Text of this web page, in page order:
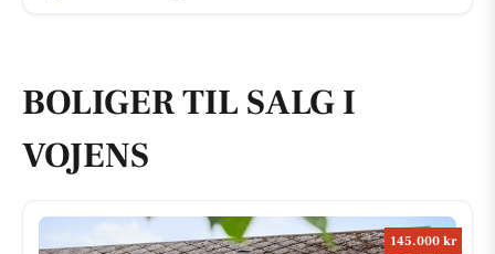
BOLIGER TIL SALG I
VOJENS
145.000 kr